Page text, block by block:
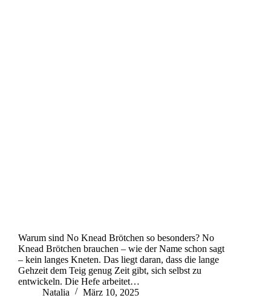
Warum sind No Knead Brötchen so besonders? No
Knead Brötchen brauchen – wie der Name schon sagt
– kein langes Kneten. Das liegt daran, dass die lange
Gehzeit dem Teig genug Zeit gibt, sich selbst zu
entwickeln. Die Hefe arbeitet…
Natalia
März 10, 2025